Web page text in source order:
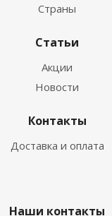
Страны
Статьи
Акции
Новости
Контакты
Доставка и оплата
Наши контакты